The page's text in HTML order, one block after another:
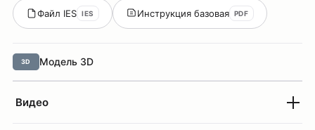
Файл IES IES Инструкция базовая PDF
3D Модель 3D
Видео
Доставка
Оплата
Поддержка